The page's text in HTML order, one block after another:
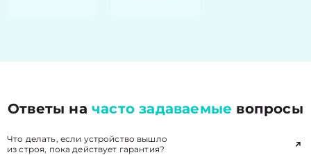
Ответы начасто задаваемые вопросы
Что делать, если устройство вышло
из строя, пока действует гарантия?